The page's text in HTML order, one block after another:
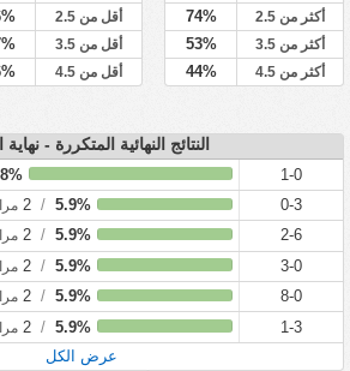
أكثر من 2.5 74%
أكثر من 3.5 53%
أكثر من 4.5 44%
أقل من 2.5
أقل من 3.5
أقل من 4.5
النتائج النهائية المتكررة - نهاية
1-0
0-3
5.9%
/
2
2-6
5.9%
/
2
3-0
5.9%
/
2
8-0
5.9%
/
2
1-3
5.9%
/
2
عرض الكل